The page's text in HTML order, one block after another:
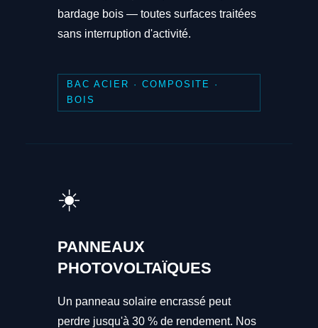
bardage bois — toutes surfaces traitées
sans interruption d'activité.
BAC ACIER · COMPOSITE ·
BOIS
☀️
PANNEAUX
PHOTOVOLTAÏQUES
Un panneau solaire encrassé peut
perdre jusqu'à 30 % de rendement. Nos